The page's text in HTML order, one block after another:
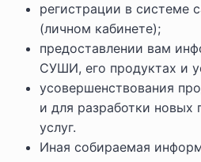
регистрации в системе
(личном кабинете);
предоставлении вам
СУШИ, его продуктах и
усовершенствования
и для разработки новых
услуг.
Иная собираемая